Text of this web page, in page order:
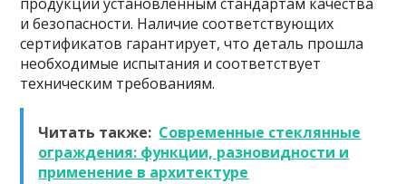
и безопасности. Наличие соответствующих
сертификатов гарантирует, что деталь прошла
необходимые испытания и соответствует
техническим требованиям.
Читать также: Современные стеклянные
ограждения: функции, разновидности и
применение в архитектуре